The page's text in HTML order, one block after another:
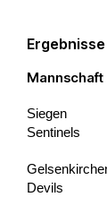
Ergebnisse
Mannschaft
Siegen
Sentinels
Devils